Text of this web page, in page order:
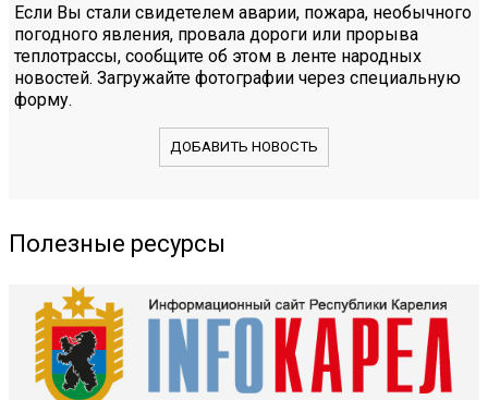
Если Вы стали свидетелем аварии, пожара, необычного
погодного явления, провала дороги или прорыва
теплотрассы, сообщите об этом в ленте народных
новостей. Загружайте фотографии через специальную
форму.
ДОБАВИТЬ НОВОСТЬ
Полезные ресурсы